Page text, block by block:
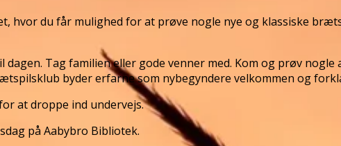
hvor du får mulighed for at prøve nogle nye og klassiske
Tag familien eller gode venner med. Kom og prøv
byder erfarne som nybegyndere velkommen og
at droppe ind undervejs.
på Aabybro Bibliotek.